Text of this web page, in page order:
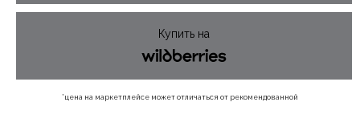
970 ₽.
Купить на
*цена на маркетплейсе может отличаться от рекомендованной